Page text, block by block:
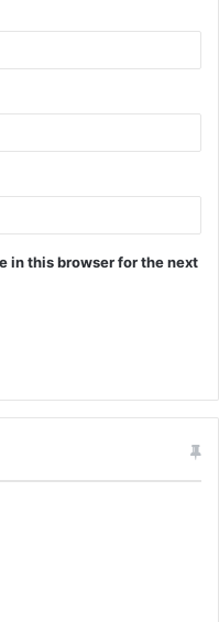
in this browser for the next